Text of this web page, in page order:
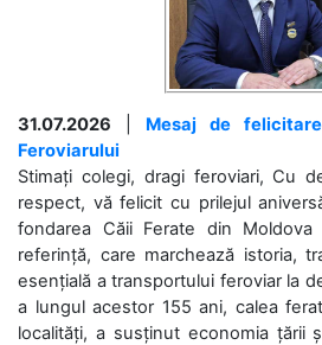
31.07.2026
Mesaj de
Feroviarului
Stimați colegi, dragi feroviari, Cu
respect, vă felicit cu prilejul
fondarea Căii Ferate din
referință, care marchează istoria,
esențială a transportului feroviar la
a lungul acestor 155 ani, calea
localități, a susținut economia țării